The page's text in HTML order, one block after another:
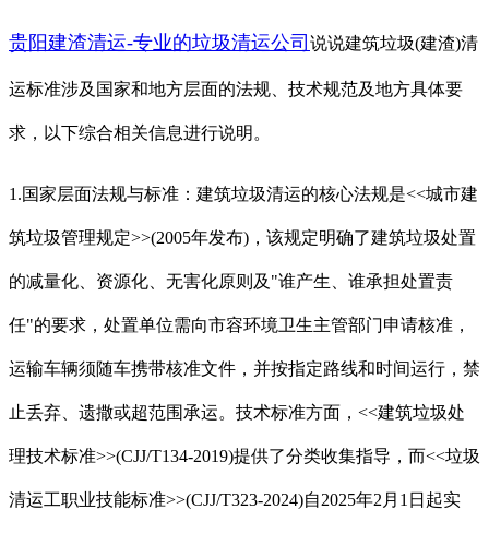
贵阳建渣清运-专业的垃圾清运公司 说说建筑垃圾(建渣)清
运标准涉及国家和地方层面的法规、技术规范及地方具体要
求，以下综合相关信息进行说明。
1.国家层面法规与标准：建筑垃圾清运的核心法规是<<城市建
筑垃圾管理规定>>(2005年发布)，该规定明确了建筑垃圾处置
的减量化、资源化、无害化原则及"谁产生、谁承担处置责
任"的要求，处置单位需向市容环境卫生主管部门申请核准，
运输车辆须随车携带核准文件，并按指定路线和时间运行，禁
止丢弃、遗撒或超范围承运。技术标准方面，<<建筑垃圾处
理技术标准>>(CJJ/T134-2019)提供了分类收集指导，而<<垃圾
清运工职业技能标准>>(CJJ/T323-2024)自2025年2月1日起实